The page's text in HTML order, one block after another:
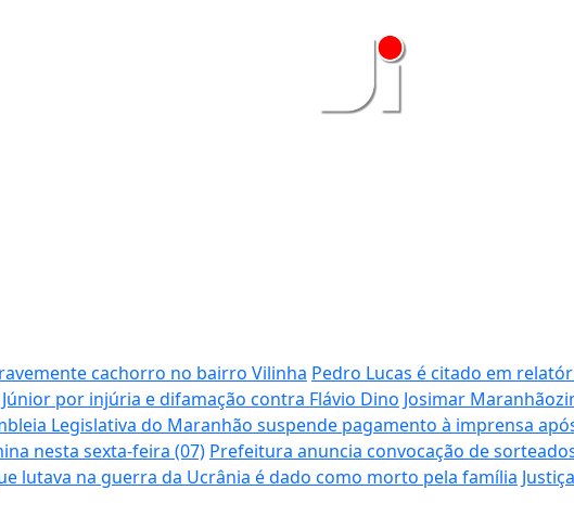
cachorro no bairro Vilinha Pedro Lucas é citado em
por injúria e difamação contra Flávio Dino Josimar
Legislativa do Maranhão suspende pagamento à imprensa
nesta sexta-feira (07) Prefeitura anuncia convocação de
lutava na guerra da Ucrânia é dado como morto pela família